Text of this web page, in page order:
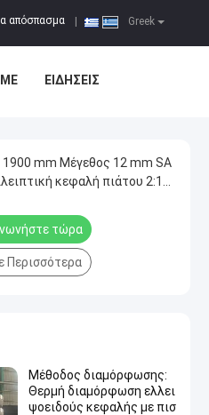
Greek
απόσπασμα
ΕΙΔΉΣΕΙΣ
1900 mm Μέγεθος 12 mm SA
κεφαλή πιάτου 2:1
τώρα
Περισσότερα
Μέθοδος διαμόρφωσης:
Θερμή διαμόρφωση ελλει
ψοειδούς κεφαλής με πισ